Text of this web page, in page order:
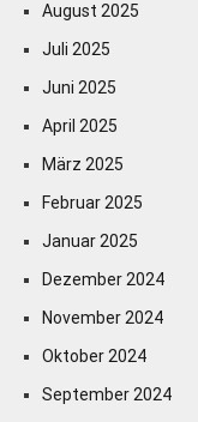
August 2025
Juli 2025
Juni 2025
April 2025
März 2025
Februar 2025
Januar 2025
Dezember 2024
November 2024
Oktober 2024
September 2024